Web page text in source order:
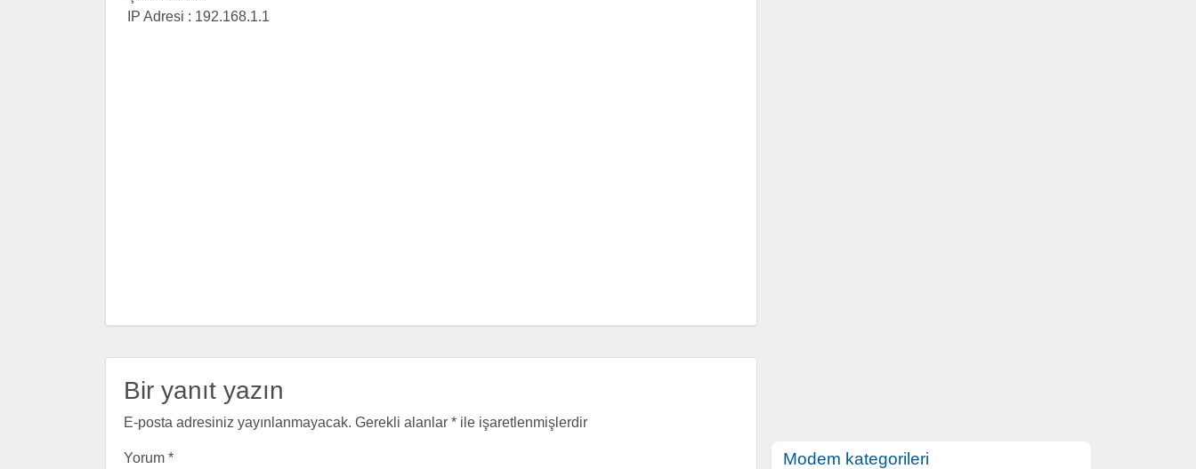
IP Adresi : 192.168.1.1
Bir yanıt yazın
E-posta adresiniz yayınlanmayacak. Gerekli alanlar * ile işaretlenmişlerdir
Yorum * Modem kategorileri